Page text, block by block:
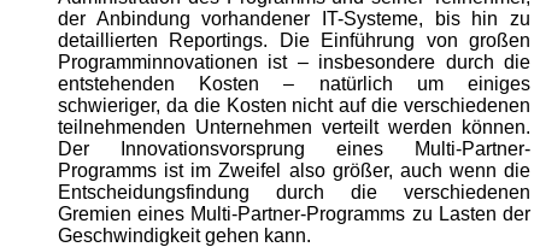
der Anbindung vorhandener IT-Systeme, bis hin zu
detaillierten Reportings. Die Einführung von großen
Programminnovationen ist – insbesondere durch die
entstehenden Kosten – natürlich um einiges
schwieriger, da die Kosten nicht auf die verschiedenen
teilnehmenden Unternehmen verteilt werden können.
Der Innovationsvorsprung eines Multi-Partner-
Programms ist im Zweifel also größer, auch wenn die
Entscheidungsfindung durch die verschiedenen
Gremien eines Multi-Partner-Programms zu Lasten der
Geschwindigkeit gehen kann.